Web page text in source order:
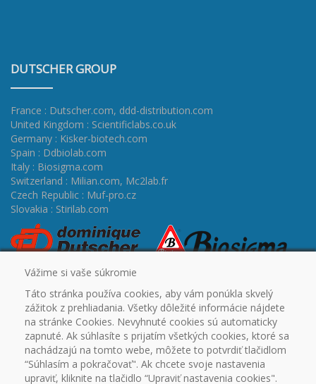
DUTSCHER GROUP
France : Dutscher.com, ddd-distribution.com
United Kingdom : Scientificlabs.co.uk
Germany : Kisker-biotech.com
Spain : Ddbiolab.com
Italy : Biosigma.com
Switzerland : Milian.com, Mc2lab.fr
Czech Republic : Muf-pro.cz
Slovakia : Stirilab.com
ÚVOD CERTIFIKÁTY PROMO OUTLET
NA
STIAHNUTIE
PARTNERSKÉ SPOLOČNOSTI
KONTAKT
VŠEOBECNÉ OBCHODNÉ PODMIENKY
REKLAMAČNÝ
Vážime si vaše súkromie
Táto stránka používa cookies, aby vám ponúkla skvelý
zážitok z prehliadania. Všetky dôležité informácie nájdete
na stránke Cookies. Nevyhnuté cookies sú automaticky
zapnuté. Ak súhlasíte s prijatím všetkých cookies, ktoré sa
nachádzajú na tomto webe, môžete to potvrdiť tlačidlom
“Súhlasím a pokračovať". Ak chcete svoje nastavenia
upraviť, kliknite na tlačidlo “Upraviť nastavenia cookies".